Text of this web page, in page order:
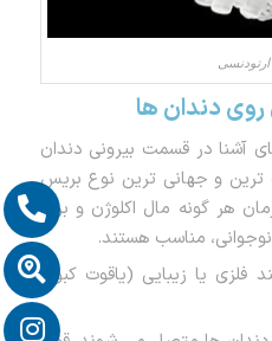
ارتودنسی
دندان ها
در قسمت بیرونی دندان
و جهانی ترین نوع بریس
هر گونه مال اکلوژن و برای
نوجوانی، مناسب هستند.
یا زیبایی (یاقوت کبود،